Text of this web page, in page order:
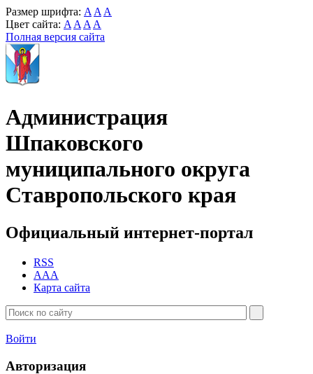
Размер шрифта: A A A
Цвет сайта: A A A A
Полная версия сайта
Администрация
Шпаковского
муниципального округа
Ставропольского края
Официальный интернет-портал
RSS
AAA
Карта сайта
Войти
Авторизация